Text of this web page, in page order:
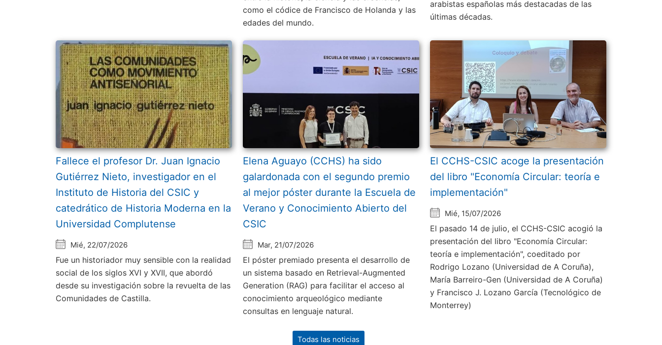
como el códice de Francisco de Holanda y las
edades del mundo.
arabistas españolas más destacadas de las
últimas décadas.
Fallece el profesor Dr. Juan Ignacio
Gutiérrez Nieto, investigador en el
Instituto de Historia del CSIC y
catedrático de Historia Moderna en la
Universidad Complutense
Mié, 22/07/2026
Fue un historiador muy sensible con la realidad
social de los siglos XVI y XVII, que abordó
desde su investigación sobre la revuelta de las
Comunidades de Castilla.
Elena Aguayo (CCHS) ha sido
galardonada con el segundo premio
al mejor póster durante la Escuela de
Verano y Conocimiento Abierto del
CSIC
Mar, 21/07/2026
El póster premiado presenta el desarrollo de
un sistema basado en Retrieval-Augmented
Generation (RAG) para facilitar el acceso al
conocimiento arqueológico mediante
consultas en lenguaje natural.
El CCHS-CSIC acoge la presentación
del libro "Economía Circular: teoría e
implementación"
Mié, 15/07/2026
El pasado 14 de julio, el CCHS-CSIC acogió la
presentación del libro "Economía Circular:
teoría e implementación", coeditado por
Rodrigo Lozano (Universidad de A Coruña),
María Barreiro-Gen (Universidad de A Coruña)
y Francisco J. Lozano García (Tecnológico de
Monterrey)
Todas las noticias